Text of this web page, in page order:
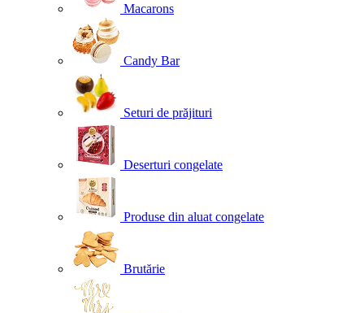
Macarons
Candy Bar
Seturi de prăjituri
Deserturi congelate
Produse din aluat congelate
Brutărie